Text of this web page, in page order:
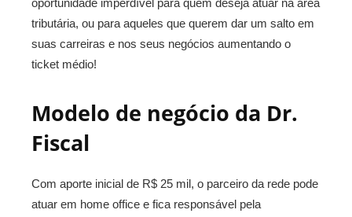
oportunidade imperdível para quem deseja atuar na área
tributária, ou para aqueles que querem dar um salto em
suas carreiras e nos seus negócios aumentando o
ticket médio!
Modelo de negócio da Dr.
Fiscal
Com aporte inicial de R$ 25 mil, o parceiro da rede pode
atuar em home office e fica responsável pela